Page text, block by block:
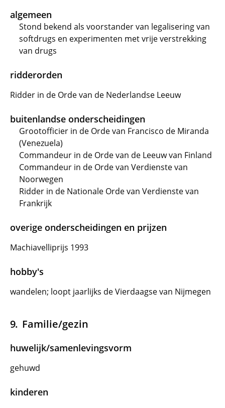
algemeen
Stond bekend als voorstander van legalisering van
softdrugs en experimenten met vrije verstrekking
van drugs
ridderorden
Ridder in de Orde van de Nederlandse Leeuw
buitenlandse onderscheidingen
Grootofficier in de Orde van Francisco de Miranda
(Venezuela)
Commandeur in de Orde van de Leeuw van Finland
Commandeur in de Orde van Verdienste van
Noorwegen
Ridder in de Nationale Orde van Verdienste van
Frankrijk
overige onderscheidingen en prijzen
Machiavelliprijs 1993
hobby's
wandelen; loopt jaarlijks de Vierdaagse van Nijmegen
Familie/gezin
huwelijk/samenlevingsvorm
gehuwd
kinderen